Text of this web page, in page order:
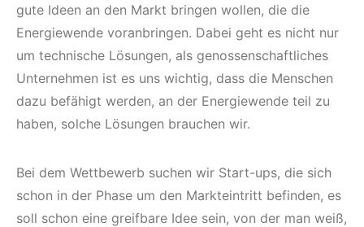
gute Ideen an den Markt bringen wollen, die die
Energiewende voranbringen. Dabei geht es nicht nur
um technische Lösungen, als genossenschaftliches
Unternehmen ist es uns wichtig, dass die Menschen
dazu befähigt werden, an der Energiewende teil zu
haben, solche Lösungen brauchen wir.
Bei dem Wettbewerb suchen wir Start-ups, die sich
schon in der Phase um den Markteintritt befinden, es
soll schon eine greifbare Idee sein, von der man weiß,